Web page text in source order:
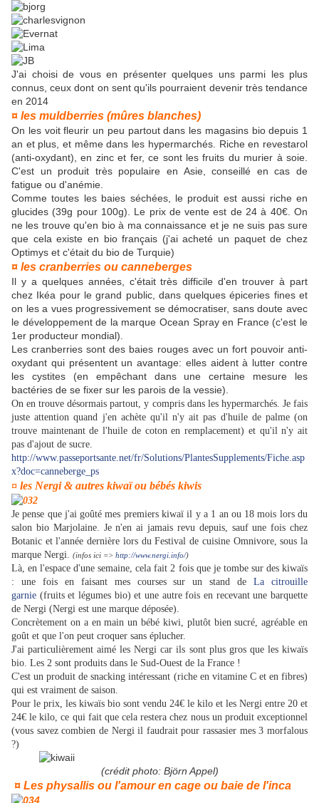
J'ai choisi de vous en présenter quelques uns parmi les plus
connus, ceux dont on sent qu'ils pourraient devenir très tendance
en 2014
¤ les muldberries (mûres blanches)
On les voit fleurir un peu partout dans les magasins bio depuis 1
an et plus, et même dans les hypermarchés. Riche en revestarol
(anti-oxydant), en zinc et fer, ce sont les fruits du murier à soie.
C'est un produit très populaire en Asie, conseillé en cas de
fatigue ou d'anémie.
Comme toutes les baies séchées, le produit est aussi riche en
glucides (39g pour 100g). Le prix de vente est de 24 à 40€. On
ne les trouve qu'en bio à ma connaissance et je ne suis pas sure
que cela existe en bio français (j'ai acheté un paquet de chez
Optimys et c'était du bio de Turquie)
¤ les cranberries ou canneberges
Il y a quelques années, c'était très difficile d'en trouver à part
chez Ikéa pour le grand public, dans quelques épiceries fines et
on les a vues progressivement se démocratiser, sans doute avec
le développement de la marque Ocean Spray en France (c'est le
1er producteur mondial).
Les cranberries sont des baies rouges avec un fort pouvoir anti-
oxydant qui présentent un avantage: elles aident à lutter contre
les cystites (en empêchant dans une certaine mesure les
bactéries de se fixer sur les parois de la vessie).
On en trouve désormais partout, y compris dans les hypermarchés. Je fais
juste attention quand j'en achète qu'il n'y ait pas d'huile de palme (on
trouve maintenant de l'huile de coton en remplacement) et qu'il n'y ait
pas d'ajout de sucre.
http://www.passeportsante.net/fr/Solutions/PlantesSupplements/Fiche.asp
x?doc=canneberge_ps
¤ les Nergi & autres kiwaï ou bébés kiwis
Je pense que j'ai goûté mes premiers kiwaï il y a 1 an ou 18 mois lors du
salon bio Marjolaine. Je n'en ai jamais revu depuis, sauf une fois chez
Botanic et l'année dernière lors du Festival de cuisine Omnivore, sous la
marque Nergi. (infos ici => http://www.nergi.info/)
Là, en l'espace d'une semaine, cela fait 2 fois que je tombe sur des kiwaïs
: une fois en faisant mes courses sur un stand deLa citrouille
garnie (fruits et légumes bio) et une autre fois en recevant une barquette
de Nergi (Nergi est une marque déposée).
Concrètement on a en main un bébé kiwi, plutôt bien sucré, agréable en
goût et que l'on peut croquer sans éplucher.
J'ai particulièrement aimé les Nergi car ils sont plus gros que les kiwaïs
bio. Les 2 sont produits dans le Sud-Ouest de la France !
C'est un produit de snacking intéressant (riche en vitamine C et en fibres)
qui est vraiment de saison.
Pour le prix, les kiwaïs bio sont vendu 24€ le kilo et les Nergi entre 20 et
24€ le kilo, ce qui fait que cela restera chez nous un produit exceptionnel
(vous savez combien de Nergi il faudrait pour rassasier mes 3 morfalous
?)
(crédit photo: Björn Appel)
¤ Les physallis ou l'amour en cage ou baie de l'inca